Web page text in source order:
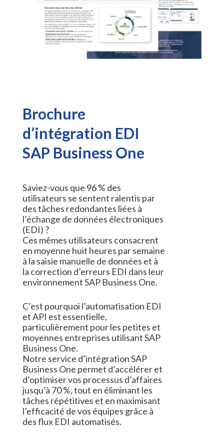
Brochure
d’intégration EDI
SAP Business One
Saviez-vous que 96 % des
utilisateurs se sentent ralentis par
des tâches redondantes liées à
l’échange de données électroniques
(EDI) ?
Ces mêmes utilisateurs consacrent
en moyenne huit heures par semaine
à la saisie manuelle de données et à
la correction d’erreurs EDI dans leur
environnement SAP Business One.
C’est pourquoi l’automatisation EDI
et API est essentielle,
particulièrement pour les petites et
moyennes entreprises utilisant SAP
Business One.
Notre service d’intégration SAP
Business One permet d’accélérer et
d’optimiser vos processus d’affaires
jusqu’à 70 %, tout en éliminant les
tâches répétitives et en maximisant
l’efficacité de vos équipes grâce à
des flux EDI automatisés.